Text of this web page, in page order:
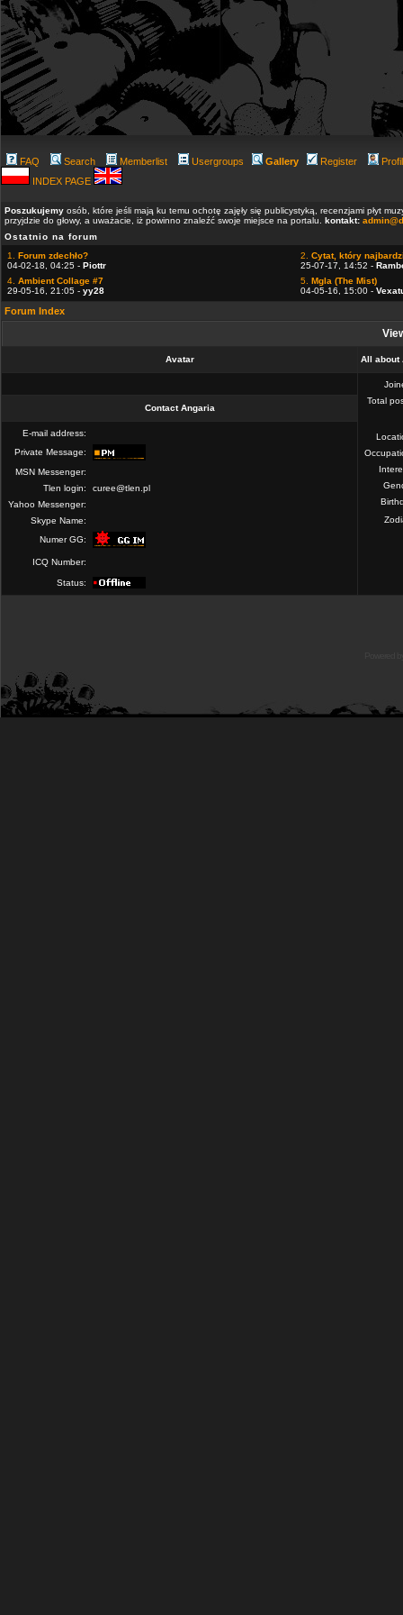
FAQ Search Memberlist Usergroups Gallery Register
INDEX PAGE
Poszukujemy osób, które jeśli mają ku temu ochotę zajęły się publicystyką, recenzjami płyt
przyjdzie do głowy, a uważacie, iż powinno znaleźć swoje miejsce na portalu. kontakt:
Ostatnio na forum
1. Forum zdechło?
04-02-18, 04:25 - Piottr
2. Cytat, który
25-07-17, 14:52 -
4. Ambient Collage #7
29-05-16, 21:05 - yy28
5. Mgla (The Mist)
04-05-16, 15:00 -
Forum Index
Avatar All about
Total
Contact Angaria
E-mail address:
Private Message:
MSN Messenger:
Tlen login:
curee@tlen.pl
Yahoo Messenger:
Skype Name:
Numer GG:
ICQ Number:
Status: